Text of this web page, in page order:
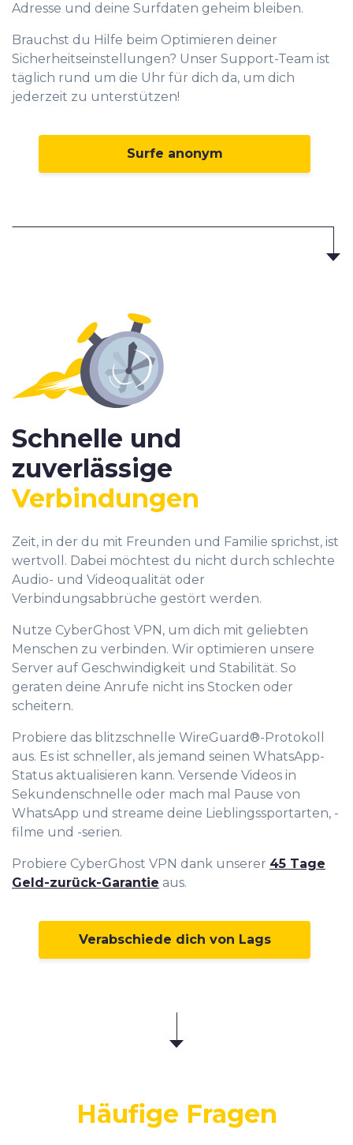
Adresse und deine Surfdaten geheim bleiben.
Brauchst du Hilfe beim Optimieren deiner
Sicherheitseinstellungen? Unser Support-Team ist
täglich rund um die Uhr für dich da, um dich
jederzeit zu unterstützen!
Surfe anonym
Zeit, in der du mit Freunden und Familie sprichst, ist
wertvoll. Dabei möchtest du nicht durch schlechte
Audio- und Videoqualität oder
Verbindungsabbrüche gestört werden.
Nutze CyberGhost VPN, um dich mit geliebten
Menschen zu verbinden. Wir optimieren unsere
Server auf Geschwindigkeit und Stabilität. So
geraten deine Anrufe nicht ins Stocken oder
scheitern.
Probiere das blitzschnelle WireGuard®-Protokoll
aus. Es ist schneller, als jemand seinen WhatsApp-
Status aktualisieren kann. Versende Videos in
Sekundenschnelle oder mach mal Pause von
WhatsApp und streame deine Lieblingssportarten, -
filme und -serien.
Probiere CyberGhost VPN dank unserer 45 Tage
Geld-zurück-Garantie aus.
Verabschiede dich von Lags
Schnelle und
zuverlässige
Verbindungen
Häufige Fragen